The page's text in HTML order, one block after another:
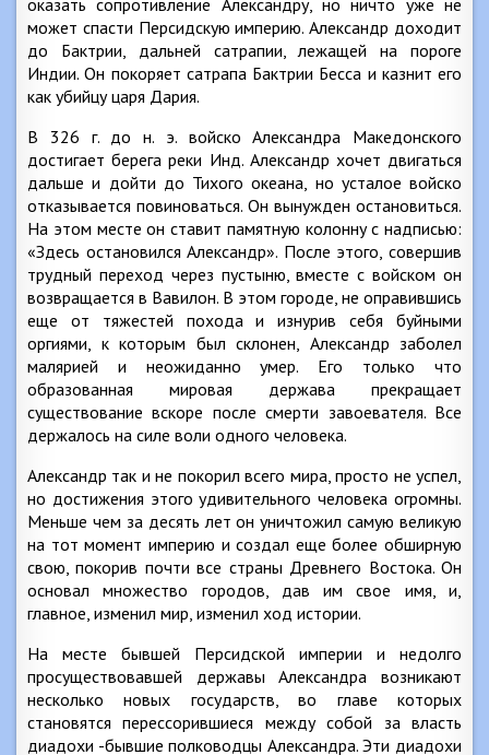
оказать сопротивление Александру, но ничто уже не
может спасти Персидскую империю. Александр доходит
до Бактрии, дальней сатрапии, лежащей на пороге
Индии. Он покоряет сатрапа Бактрии Бесса и казнит его
как убийцу царя Дария.
В 326 г. до н. э. войско Александра Македонского
достигает берега реки Инд. Александр хочет двигаться
дальше и дойти до Тихого океана, но усталое войско
отказывается повиноваться. Он вынужден остановиться.
На этом месте он ставит памятную колонну с надписью:
«Здесь остановился Александр». После этого, совершив
трудный переход через пустыню, вместе с войском он
возвращается в Вавилон. В этом городе, не оправившись
еще от тяжестей похода и изнурив себя буйными
оргиями, к которым был склонен, Александр заболел
малярией и неожиданно умер. Его только что
образованная мировая держава прекращает
существование вскоре после смерти завоевателя. Все
держалось на силе воли одного человека.
Александр так и не покорил всего мира, просто не успел,
но достижения этого удивительного человека огромны.
Меньше чем за десять лет он уничтожил самую великую
на тот момент империю и создал еще более обширную
свою, покорив почти все страны Древнего Востока. Он
основал множество городов, дав им свое имя, и,
главное, изменил мир, изменил ход истории.
На месте бывшей Персидской империи и недолго
просуществовавшей державы Александра возникают
несколько новых государств, во главе которых
становятся перессорившиеся между собой за власть
диадохи -бывшие полководцы Александра. Эти диадохи